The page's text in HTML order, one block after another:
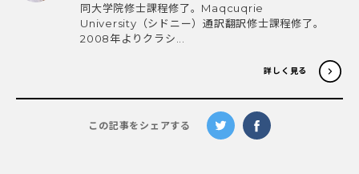
同大学院修士課程修了。Maqcuqrie
University（シドニー）通訳翻訳修士課程修了。
2008年よりクラシ...
詳しく見る
この記事をシェアする